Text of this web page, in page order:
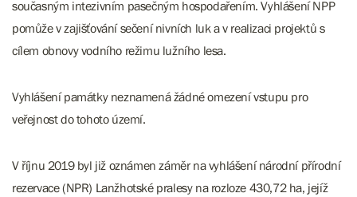
současným intezivním pasečným hospodařením. Vyhlášení NPP
pomůže v zajišťování sečení nivních luk a v realizaci projektů s
cílem obnovy vodního režimu lužního lesa.
Vyhlášení památky neznamená žádné omezení vstupu pro
veřejnost do tohoto území.
V říjnu 2019 byl již oznámen záměr na vyhlášení národní přírodní
rezervace (NPR) Lanžhotské pralesy na rozloze 430,72 ha, jejíž